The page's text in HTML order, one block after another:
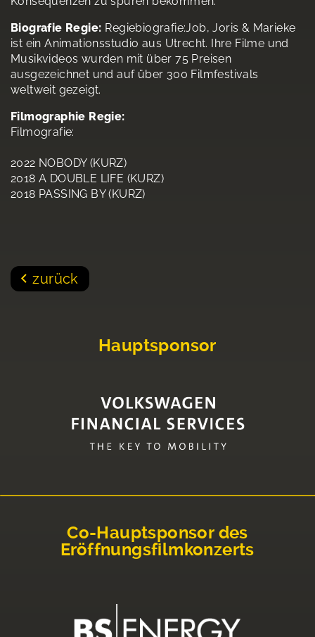
Biografie Regie: Regiebiografie:Job, Joris & Marieke
ist ein Animationsstudio aus Utrecht. Ihre Filme und
Musikvideos wurden mit über 75 Preisen
ausgezeichnet und auf über 300 Filmfestivals
weltweit gezeigt.
Filmographie Regie:
Filmografie:
2022 NOBODY (KURZ)
2018 A DOUBLE LIFE (KURZ)
2018 PASSING BY (KURZ)
zurück
Hauptsponsor
Co-Hauptsponsor des
Eröffnungsfilmkonzerts